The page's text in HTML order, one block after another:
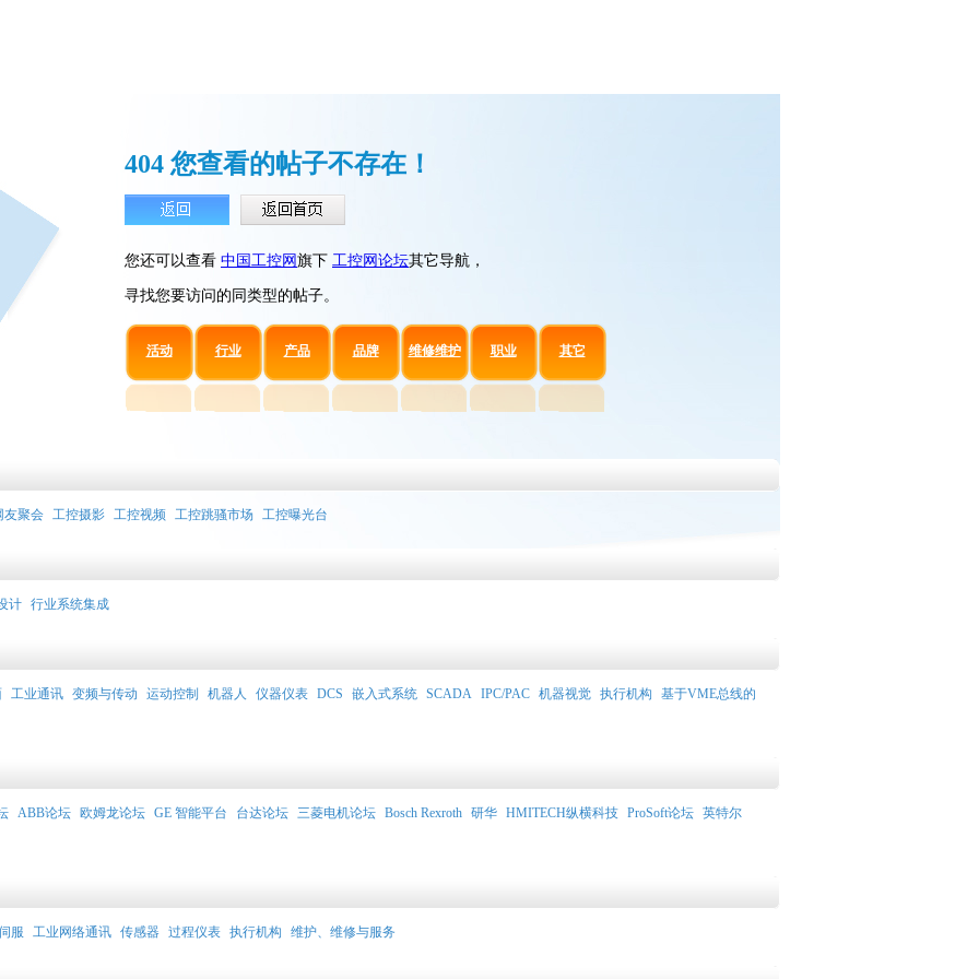
404 您查看的帖子不存在！
您还可以查看 中国工控网 旗下 工控网论坛其它导航，
寻找您要访问的同类型的帖子。
活动 行业 产品 品牌 维修维护 职业 其它
友聚会 工控摄影 工控视频 工控跳骚市场 工控曝光台
计 行业系统集成
工业通讯 变频与传动 运动控制 机器人 仪器仪表 DCS 嵌入式系统 SCADA IPC/PAC 机器视觉 执行机构 基于VME总线的
ABB论坛 欧姆龙论坛 GE 智能平台 台达论坛 三菱电机论坛 Bosch Rexroth 研华 HMITECH纵横科技 ProSoft论坛 英特尔
服 工业网络通讯 传感器 过程仪表 执行机构 维护、维修与服务